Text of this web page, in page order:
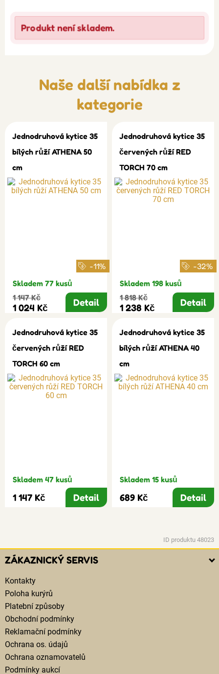
Produkt není skladem.
Naše další nabídka z
kategorie
Jednodruhová kytice 35
bílých růží ATHENA 50
cm
-11%
Skladem 77 kusů
1 147 Kč
1 024 Kč Detail
Jednodruhová kytice 35
červených růží RED
TORCH 70 cm
-32%
Skladem 198 kusů
1 818 Kč
1 238 Kč Detail
Jednodruhová kytice 35
červených růží RED
TORCH 60 cm
Skladem 47 kusů
1 147 Kč Detail
Jednodruhová kytice 35
bílých růží ATHENA 40
cm
Skladem 15 kusů
689 Kč Detail
ID produktu 48023
ZÁKAZNICKÝ SERVIS
Kontakty
Poloha kurýrů
Platební způsoby
Obchodní podmínky
Reklamační podmínky
Ochrana os. údajů
Ochrana oznamovatelů
Podmínky aukcí